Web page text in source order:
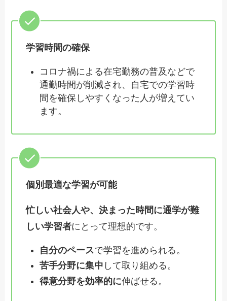
学習時間の確保
コロナ禍による在宅勤務の普及などで
通勤時間が削減され、自宅での学習時
間を確保しやすくなった人が増えてい
ます。
個別最適な学習が可能
忙しい社会人や、決まった時間に通学が難
しい学習者にとって理想的です。
自分のペースで学習を進められる。
苦手分野に集中 して取り組める。
得意分野を効率的に伸ばせる。